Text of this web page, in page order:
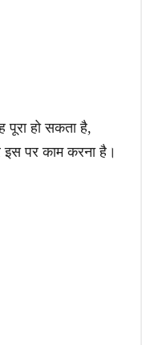
हो सकता है,
पर काम करना है।